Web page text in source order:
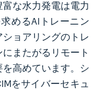
な水力発電は電力
めるAIトレーニン
ョアリングのトレ
またがるリモート
高めています。シ
をサイバーセキュ